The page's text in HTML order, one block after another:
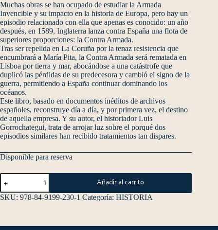
Muchas obras se han ocupado de estudiar la Armada
Invencible y su impacto en la historia de Europa, pero hay un
episodio relacionado con ella que apenas es conocido: un año
después, en 1589, Inglaterra lanza contra España una flota de
superiores proporciones: la Contra Armada.
Tras ser repelida en La Coruña por la tenaz resistencia que
encumbrará a María Pita, la Contra Armada será rematada en
Lisboa por tierra y mar, abocándose a una catástrofe que
duplicó las pérdidas de su predecesora y cambió el signo de la
guerra, permitiendo a España continuar dominando los
océanos.
Este libro, basado en documentos inéditos de archivos
españoles, reconstruye día a día, y por primera vez, el destino
de aquella empresa. Y su autor, el historiador Luis
Gorrochategui, trata de arrojar luz sobre el porqué dos
episodios similares han recibido tratamientos tan dispares.
Disponible para reserva
Añadir al carrito
SKU: 978-84-9199-230-1 Categoría: HISTORIA